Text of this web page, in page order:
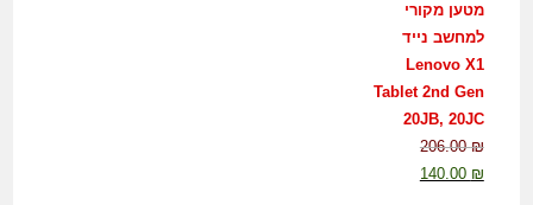
מטען מקורי
למחשב נייד
Lenovo X1
Tablet 2nd Gen
20JB, 20JC
206.00₪
140.00 ₪